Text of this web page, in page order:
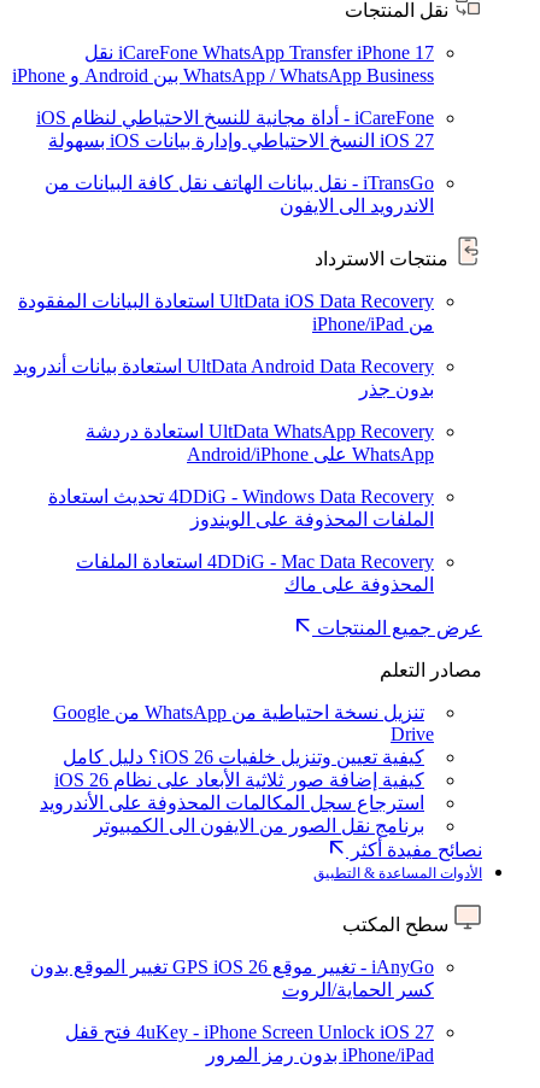
نقل المنتجات
iCareFone WhatsApp TransferiPhone 17
نقل
WhatsApp / WhatsApp Business بين Android و iPhone
iCareFone - أداة مجانية للنسخ الاحتياطي لنظام iOS
iOS 27 النسخ الاحتياطي وإدارة بيانات iOS بسهولة
iTransGo - نقل بيانات الهاتف
نقل كافة البيانات من
الاندرويد الى الايفون
منتجات الاسترداد
UltData iOS Data Recovery استعادة البيانات المفقودة
من iPhone/iPad
UltData Android Data Recovery استعادة بيانات أندرويد
بدون جذر
UltData WhatsApp Recovery استعادة دردشة
WhatsApp على Android/iPhone
4DDiG - Windows Data Recovery تحديث استعادة
الملفات المحذوفة على الويندوز
4DDiG - Mac Data Recovery استعادة الملفات
المحذوفة على ماك
عرض جميع المنتجات
مصادر التعلم
تنزيل نسخة احتياطية من WhatsApp من Google
Drive
كيفية تعيين وتنزيل خلفيات iOS 26؟ دليل كامل
كيفية إضافة صور ثلاثية الأبعاد على نظام iOS 26
استرجاع سجل المكالمات المحذوفة على الأندرويد
برنامج نقل الصور من الايفون الى الكمبيوتر
نصائح مفيدة أكثر
الأدوات المساعدة & التطبيق
سطح المكتب
iAnyGo - تغيير موقع GPS iOS 26
تغيير الموقع بدون
كسر الحماية/الروت
4uKey - iPhone Screen Unlock iOS 27
فتح قفل
iPhone/iPad بدون رمز المرور